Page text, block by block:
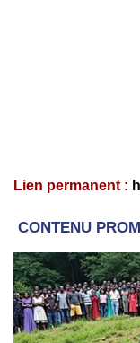
Lien permanent :